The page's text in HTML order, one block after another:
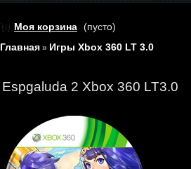
Моя корзина (пусто)
Главная » Игры Xbox 360 LT 3.0
Espgaluda 2 Xbox 360 LT3.0